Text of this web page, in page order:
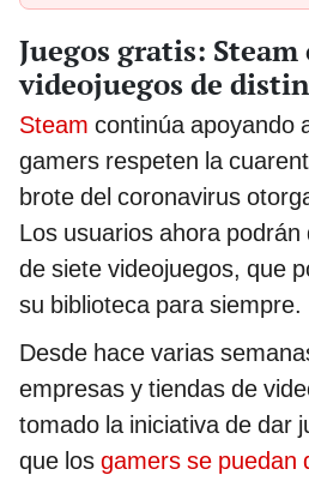
Juegos gratis:
videojuegos de
Steam continúa apoyando
gamers respeten la
brote del coronavirus
Los usuarios ahora
de siete videojuegos, que
su biblioteca para siempre.
Desde hace varias
empresas y tiendas de
tomado la iniciativa de dar
que los gamers se puedan